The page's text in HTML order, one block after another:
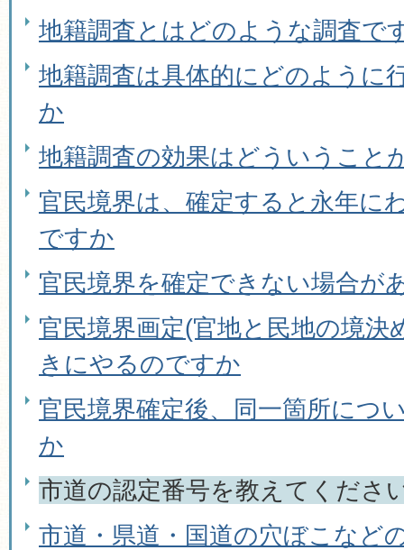
地籍調査とはどのような調査で
地籍調査は具体的にどのように
か
地籍調査の効果はどういうこと
官民境界は、確定すると永年に
ですか
官民境界を確定できない場合が
官民境界画定(官地と民地の境決
きにやるのですか
官民境界確定後、同一箇所につ
か
市道の認定番号を教えてくださ
市道・県道・国道の穴ぼこなど